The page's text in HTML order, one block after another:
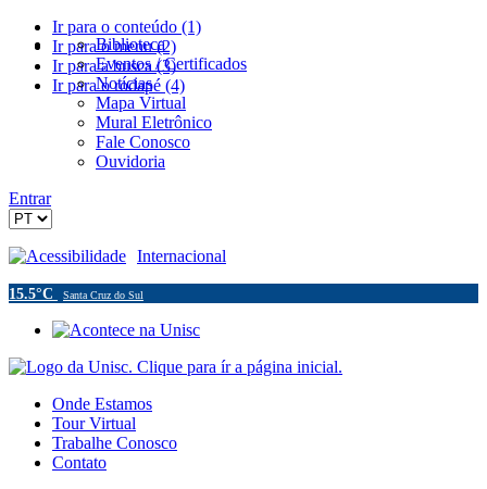
Ir para o conteúdo (1)
Ir para o menu (2)
Ir para a busca (3)
Ir para o rodapé (4)
Biblioteca
Eventos / Certificados
Notícias
Mapa Virtual
Mural Eletrônico
Fale Conosco
Ouvidoria
Entrar
Acessibilidade Internacional
15.5°C Santa Cruz do Sul
Onde Estamos
Tour Virtual
Trabalhe Conosco
Contato